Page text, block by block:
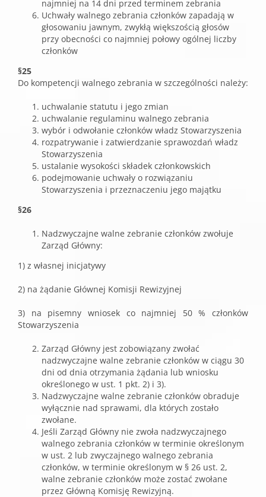
najmniej na 14 dni przed terminem zebrania
Uchwały walnego zebrania członków zapadają w
głosowaniu jawnym, zwykłą większością głosów
przy obecności co najmniej połowy ogólnej liczby
członków
§25
Do kompetencji walnego zebrania w szczególności należy:
uchwalanie statutu i jego zmian
uchwalanie regulaminu walnego zebrania
wybór i odwołanie członków władz Stowarzyszenia
rozpatrywanie i zatwierdzanie sprawozdań władz
Stowarzyszenia
ustalanie wysokości składek członkowskich
podejmowanie uchwały o rozwiązaniu
Stowarzyszenia i przeznaczeniu jego majątku
§26
Nadzwyczajne walne zebranie członków zwołuje
Zarząd Główny:
1) z własnej inicjatywy
2) na żądanie Głównej Komisji Rewizyjnej
3) na pisemny wniosek co najmniej 50 % członków
Stowarzyszenia
Zarząd Główny jest zobowiązany zwołać
nadzwyczajne walne zebranie członków w ciągu 30
dni od dnia otrzymania żądania lub wniosku
określonego w ust. 1 pkt. 2) i 3).
Nadzwyczajne walne zebranie członków obraduje
wyłącznie nad sprawami, dla których zostało
zwołane.
Jeśli Zarząd Główny nie zwoła nadzwyczajnego
walnego zebrania członków w terminie określonym
w ust. 2 lub zwyczajnego walnego zebrania
członków, w terminie określonym w § 26 ust. 2,
walne zebranie członków może zostać zwołane
przez Główną Komisję Rewizyjną.